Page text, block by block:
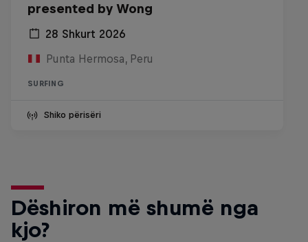
presented by Wong
28 Shkurt 2026
Punta Hermosa, Peru
SURFING
Shiko përisëri
Dëshiron më shumë nga
kjo?